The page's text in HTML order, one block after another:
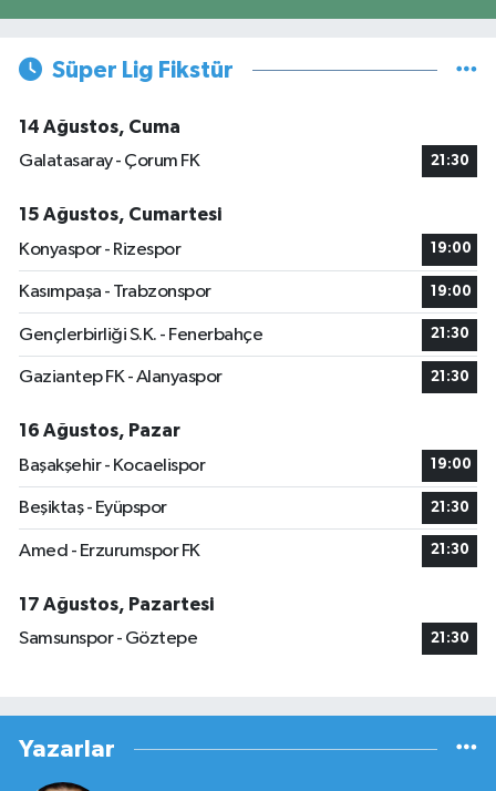
Süper Lig Fikstür
14 Ağustos, Cuma
Galatasaray - Çorum FK
21:30
15 Ağustos, Cumartesi
Konyaspor - Rizespor
19:00
Kasımpaşa - Trabzonspor 19:00
Gençlerbirliği S.K. - Fenerbahçe 21:30
Gaziantep FK - Alanyaspor 21:30
16 Ağustos, Pazar
Başakşehir - Kocaelispor
19:00
Beşiktaş - Eyüpspor 21:30
Amed - Erzurumspor FK 21:30
17 Ağustos, Pazartesi
Samsunspor - Göztepe
21:30
Yazarlar